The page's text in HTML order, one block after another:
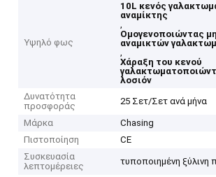
Υψηλό φως
10L κενός
αναμίκτης
,
Ομογενοποιώντας
αναμικτών
,
Χάραξη του κενού
λοσιόν
Δυνατότητα
προσφοράς
25 Σετ/Σετ ανά μήνα
Μάρκα
Chasing
Πιστοποίηση
CE
Συσκευασία
λεπτομέρειες
τυποποιημένη ξύλινη